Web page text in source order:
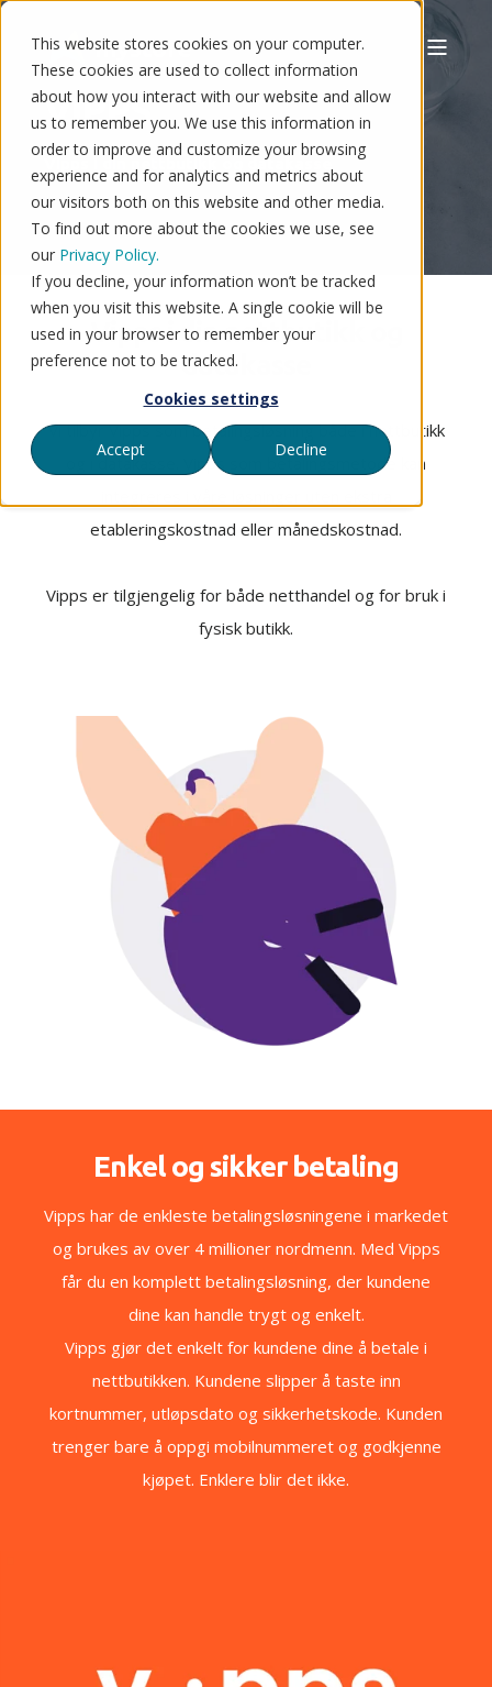
This website stores cookies on your computer.
These cookies are used to collect information
about how you interact with our website and allow
us to remember you. We use this information in
order to improve and customize your browsing
experience and for analytics and metrics about
our visitors both on this website and other media.
To find out more about the cookies we use, see
our Privacy Policy.
If you decline, your information won’t be tracked
when you visit this website. A single cookie will be
used in your browser to remember your
preference not to be tracked.
Cookies settings
Accept Decline
VIPPS
Vipps i din nettbutikk og datakasse
Vipps i din nettbutikk og
datakasse
Vi tilbyr Vipps som betalingsløsning både i nettbutikk
og i datakasse. Vipps som betalingsmetode kan
etableringskostnad eller månedskostnad.
Vipps er tilgjengelig for både netthandel og for bruk i
fysisk butikk.
Enkel og sikker betaling
Vipps har de enkleste betalingsløsningene i markedet
og brukes av over 4 millioner nordmenn. Med Vipps
får du en komplett betalingsløsning, der kundene
dine kan handle trygt og enkelt.
Vipps gjør det enkelt for kundene dine å betale i
nettbutikken. Kundene slipper å taste inn
kortnummer, utløpsdato og sikkerhetskode. Kunden
trenger bare å oppgi mobilnummeret og godkjenne
kjøpet. Enklere blir det ikke.